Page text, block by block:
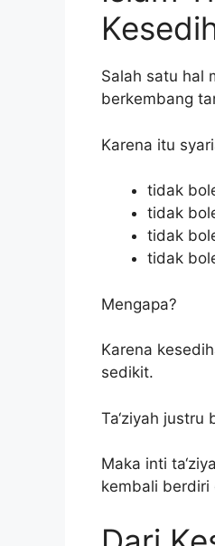
Salah satu hal
berkembang
Karena itu
tidak
tidak
tidak
tidak
Mengapa?
Karena
sedikit.
Ta‘ziyah
Maka inti
kembali berdiri